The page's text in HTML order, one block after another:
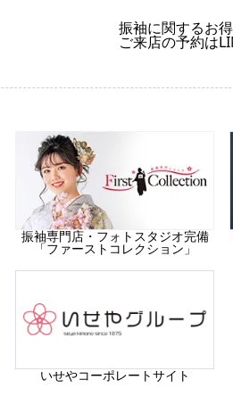
振袖に関するお
ご来店の予約は
振袖専門店・フォトスタジオ完備
「ファーストコレクション」
いせやコーポレートサイト